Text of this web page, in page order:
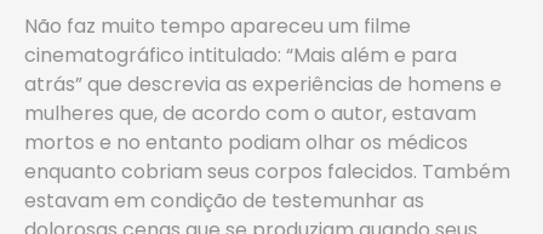
Não faz muito tempo apareceu um filme
cinematográfico intitulado: “Mais além e para
atrás” que descrevia as experiências de homens e
mulheres que, de acordo com o autor, estavam
mortos e no entanto podiam olhar os médicos
enquanto cobriam seus corpos falecidos. Também
estavam em condição de testemunhar as